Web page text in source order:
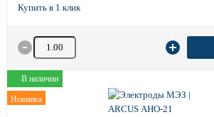
Количество товара
В наличии
Новинка